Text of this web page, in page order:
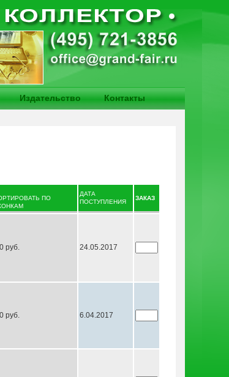
Издательство Контакты
ДАТА
ПОСТУПЛЕНИЯ
ЗАКАЗ
руб. 24.05.2017
руб. 6.04.2017